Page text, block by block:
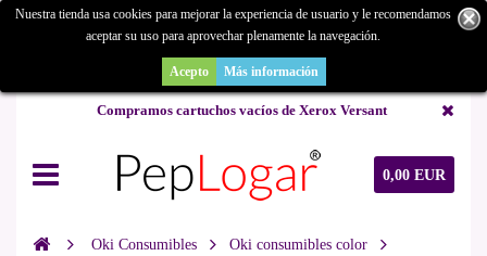
¿Buscas un repuesto de copiadora o buscas una de ocasión y no la
encuentras? Consúltanos.
Compramos cartuchos vacíos de Xerox Versant
0,00 EUR
Nuestra tienda usa cookies para mejorar la experiencia de usuario y le recomendamos
aceptar su uso para aprovechar plenamente la navegación.
Acepto Más información
Oki Consumibles
Oki consumibles color